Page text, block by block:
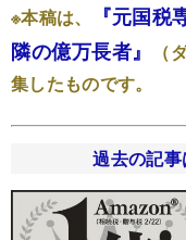
※本稿は、
『元国
隣の億万長者』
（
集したものです。
過去の記